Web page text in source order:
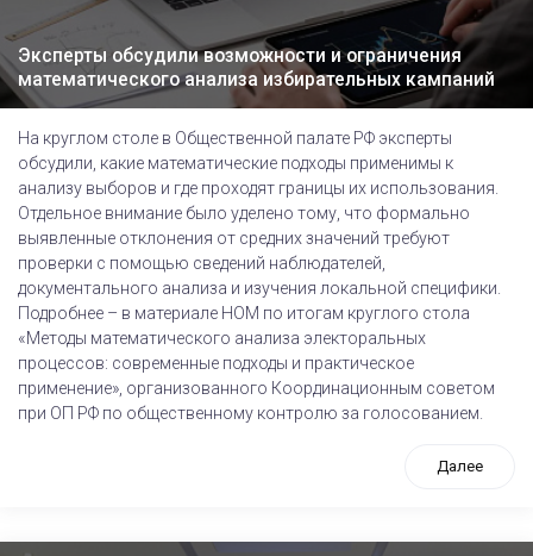
Эксперты обсудили возможности и ограничения
математического анализа избирательных кампаний
На круглом столе в Общественной палате РФ эксперты
обсудили, какие математические подходы применимы к
анализу выборов и где проходят границы их использования.
Отдельное внимание было уделено тому, что формально
выявленные отклонения от средних значений требуют
проверки с помощью сведений наблюдателей,
документального анализа и изучения локальной специфики.
Подробнее – в материале НОМ по итогам круглого стола
«Методы математического анализа электоральных
процессов: современные подходы и практическое
применение», организованного Координационным советом
при ОП РФ по общественному контролю за голосованием.
Далее